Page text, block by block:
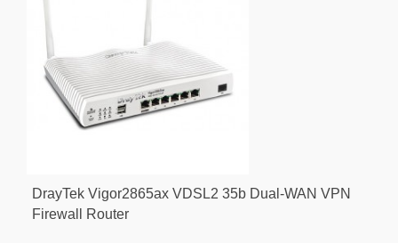
DrayTek Vigor2865ax VDSL2 35b Dual-WAN VPN
Firewall Router